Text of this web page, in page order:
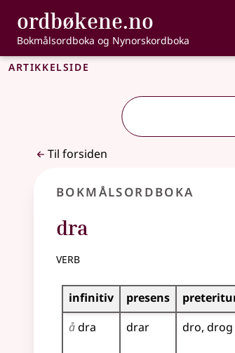
Gå til hovedinnhold
Tilgjengelighet
ordbøkene.no ,
Bokmålsordboka og Nynorskordboka
Artikkelside
Til forsiden
Bokmålsordboka
dra
verb
Bøyingstabell for dette verbet
infinitiv presens
ådra drar dro drog